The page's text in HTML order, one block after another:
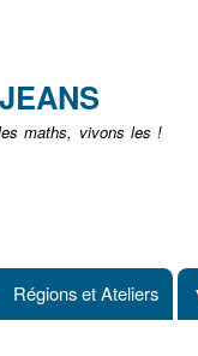
maths, vivons les !
Régions et Ateliers